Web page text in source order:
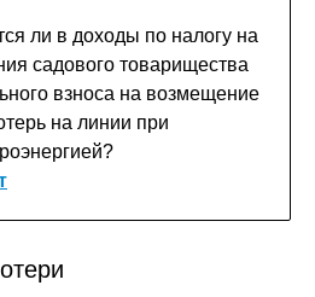
ли в доходы по налогу на
садового товарищества
взноса на возмещение
на линии при